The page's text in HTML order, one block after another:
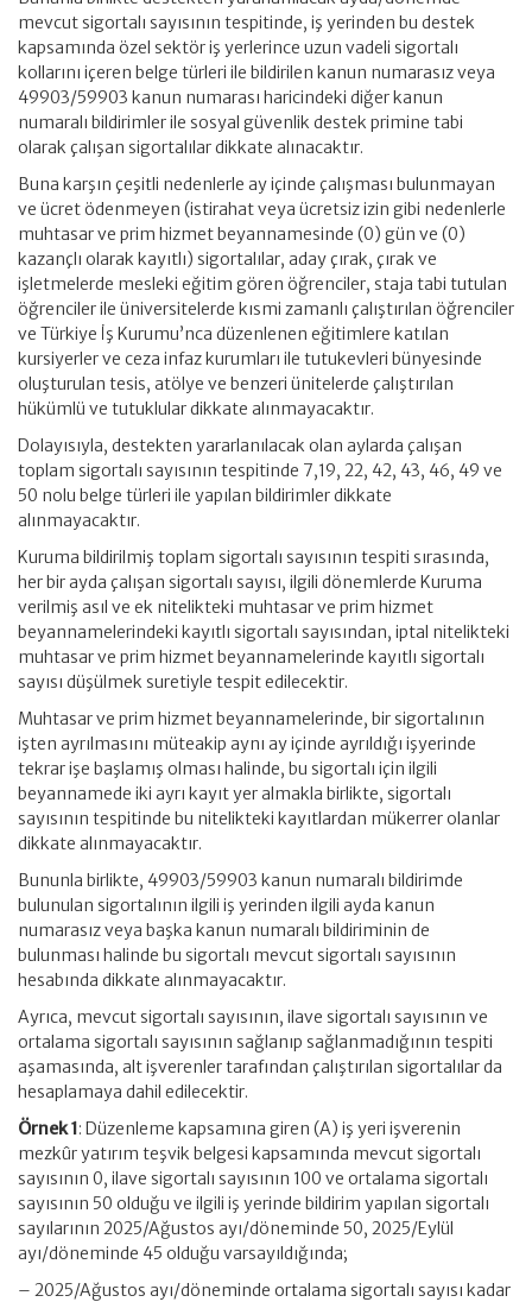
mevcut sigortalı sayısının tespitinde, iş yerinden bu destek
kapsamında özel sektör iş yerlerince uzun vadeli sigortalı
kollarını içeren belge türleri ile bildirilen kanun numarasız veya
49903/59903 kanun numarası haricindeki diğer kanun
numaralı bildirimler ile sosyal güvenlik destek primine tabi
olarak çalışan sigortalılar dikkate alınacaktır.
Buna karşın çeşitli nedenlerle ay içinde çalışması bulunmayan
ve ücret ödenmeyen (istirahat veya ücretsiz izin gibi nedenlerle
muhtasar ve prim hizmet beyannamesinde (0) gün ve (0)
kazançlı olarak kayıtlı) sigortalılar, aday çırak, çırak ve
işletmelerde mesleki eğitim gören öğrenciler, staja tabi tutulan
öğrenciler ile üniversitelerde kısmi zamanlı çalıştırılan öğrenciler
ve Türkiye İş Kurumu’nca düzenlenen eğitimlere katılan
kursiyerler ve ceza infaz kurumları ile tutukevleri bünyesinde
oluşturulan tesis, atölye ve benzeri ünitelerde çalıştırılan
hükümlü ve tutuklular dikkate alınmayacaktır.
Dolayısıyla, destekten yararlanılacak olan aylarda çalışan
toplam sigortalı sayısının tespitinde 7,19, 22, 42, 43, 46, 49 ve
50 nolu belge türleri ile yapılan bildirimler dikkate
alınmayacaktır.
Kuruma bildirilmiş toplam sigortalı sayısının tespiti sırasında,
her bir ayda çalışan sigortalı sayısı, ilgili dönemlerde Kuruma
verilmiş asıl ve ek nitelikteki muhtasar ve prim hizmet
beyannamelerindeki kayıtlı sigortalı sayısından, iptal nitelikteki
muhtasar ve prim hizmet beyannamelerinde kayıtlı sigortalı
sayısı düşülmek suretiyle tespit edilecektir.
Muhtasar ve prim hizmet beyannamelerinde, bir sigortalının
işten ayrılmasını müteakip aynı ay içinde ayrıldığı işyerinde
tekrar işe başlamış olması halinde, bu sigortalı için ilgili
beyannamede iki ayrı kayıt yer almakla birlikte, sigortalı
sayısının tespitinde bu nitelikteki kayıtlardan mükerrer olanlar
dikkate alınmayacaktır.
Bununla birlikte, 49903/59903 kanun numaralı bildirimde
bulunulan sigortalının ilgili iş yerinden ilgili ayda kanun
numarasız veya başka kanun numaralı bildiriminin de
bulunması halinde bu sigortalı mevcut sigortalı sayısının
hesabında dikkate alınmayacaktır.
Ayrıca, mevcut sigortalı sayısının, ilave sigortalı sayısının ve
ortalama sigortalı sayısının sağlanıp sağlanmadığının tespiti
aşamasında, alt işverenler tarafından çalıştırılan sigortalılar da
hesaplamaya dahil edilecektir.
Örnek 1: Düzenleme kapsamına giren (A) iş yeri işverenin
mezkûr yatırım teşvik belgesi kapsamında mevcut sigortalı
sayısının 0, ilave sigortalı sayısının 100 ve ortalama sigortalı
sayısının 50 olduğu ve ilgili iş yerinde bildirim yapılan sigortalı
sayılarının 2025/Ağustos ayı/döneminde 50, 2025/Eylül
ayı/döneminde 45 olduğu varsayıldığında;
– 2025/Ağustos ayı/döneminde ortalama sigortalı sayısı kadar